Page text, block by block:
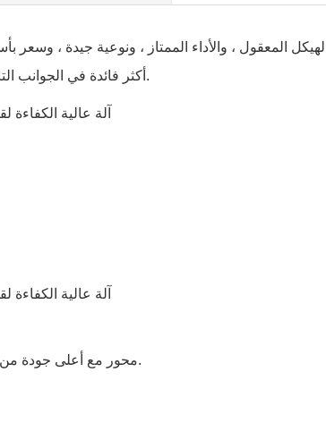
معقولة. بعد تحسينه بشكل كبير ، يعد تصنيع CNC في JSTOMI أكثر فائدة في الجوانب التالية.
تشونغشان JSTOMI CNC Machine Tool Co., Ltd. يصنع 3 آلة CNC محور مع أعلى جودة من المواد الخام ، بما في ذلك آلة المخرطة التقليدية.